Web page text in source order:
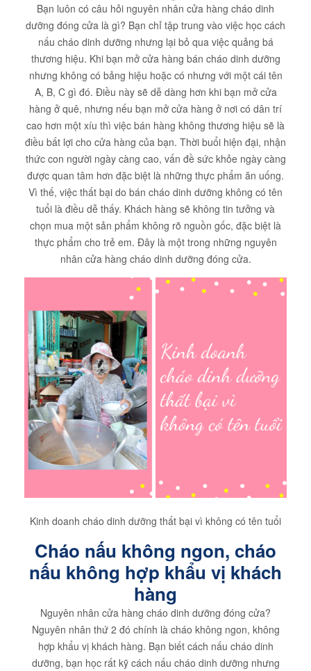
Bạn luôn có câu hỏi nguyên nhân cửa hàng cháo dinh
dưỡng đóng cửa là gì? Bạn chỉ tập trung vào việc học cách
nấu cháo dinh dưỡng nhưng lại bỏ qua việc quảng bá
thương hiệu. Khi bạn mở cửa hàng bán cháo dinh dưỡng
nhưng không có bảng hiệu hoặc có nhưng với một cái tên
A, B, C gì đó. Điều này sẽ dễ dàng hơn khi bạn mở cửa
hàng ở quê, nhưng nếu bạn mở cửa hàng ở nơi có dân trí
cao hơn một xíu thì việc bán hàng không thương hiệu sẽ là
điều bất lợi cho cửa hàng của bạn. Thời buổi hiện đại, nhận
thức con người ngày càng cao, vấn đề sức khỏe ngày càng
được quan tâm hơn đặc biệt là những thực phẩm ăn uống.
Vì thế, việc thất bại do bán cháo dinh dưỡng không có tên
tuổi là điều dễ thấy. Khách hàng sẽ không tin tưởng và
chọn mua một sản phẩm không rõ nguồn gốc, đặc biệt là
thực phẩm cho trẻ em. Đây là một trong những nguyên
nhân cửa hàng cháo dinh dưỡng đóng cửa.
Kinh doanh cháo dinh dưỡng thất bại vì không có tên tuổi
Cháo nấu không ngon, cháo
nấu không hợp khẩu vị khách
hàng
Nguyên nhân cửa hàng cháo dinh dưỡng đóng cửa?
Nguyên nhân thứ 2 đó chính là cháo không ngon, không
hợp khẩu vị khách hàng. Bạn biết cách nấu cháo dinh
dưỡng, bạn học rất kỹ cách nấu cháo dinh dưỡng nhưng